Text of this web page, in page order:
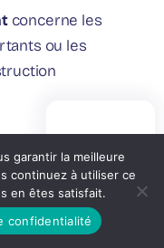
concerne les
ou les
reste
capital
montage
RENDEZ-VOUS
garantir la meilleure
continuez à utiliser ce
en êtes satisfait.
confidentialité